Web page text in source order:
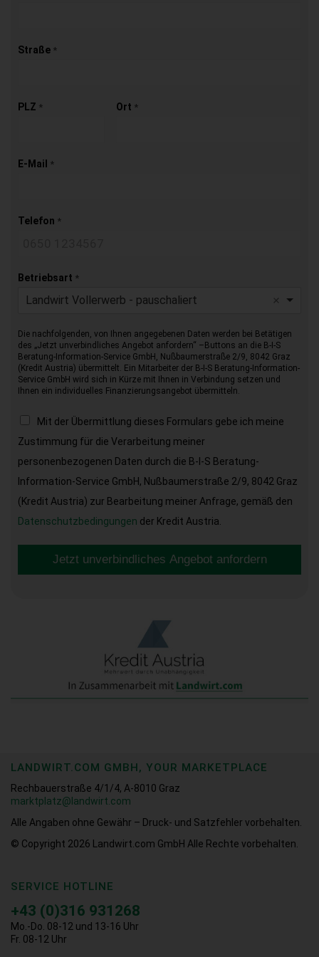
Straße *
PLZ * Ort *
E-Mail *
Telefon *
Betriebsart *
Landwirt Vollerwerb - pauschaliert
Die nachfolgenden, von Ihnen angegebenen Daten werden bei Betätigen
des „Jetzt unverbindliches Angebot anfordern“ –Buttons an die B-I-S
Beratung-Information-Service GmbH, Nußbaumerstraße 2/9, 8042 Graz
(Kredit Austria) übermittelt. Ein Mitarbeiter der B-I-S Beratung-Information-
Service GmbH wird sich in Kürze mit Ihnen in Verbindung setzen und
Ihnen ein individuelles Finanzierungsangebot übermitteln.
Mit der Übermittlung dieses Formulars gebe ich meine
Zustimmung für die Verarbeitung meiner
personenbezogenen Daten durch die B-I-S Beratung-
Information-Service GmbH, Nußbaumerstraße 2/9, 8042 Graz
(Kredit Austria) zur Bearbeitung meiner Anfrage, gemäß den
Datenschutzbedingungen der Kredit Austria.
Jetzt unverbindliches Angebot anfordern
LANDWIRT.COM GMBH, YOUR MARKETPLACE
Rechbauerstraße 4/1/4, A-8010 Graz
marktplatz@landwirt.com
Alle Angaben ohne Gewähr – Druck- und Satzfehler vorbehalten.
© Copyright 2026 Landwirt.com GmbH Alle Rechte vorbehalten.
SERVICE HOTLINE
+43 (0)316 931268
Mo.-Do. 08-12 und 13-16 Uhr
Fr. 08-12 Uhr